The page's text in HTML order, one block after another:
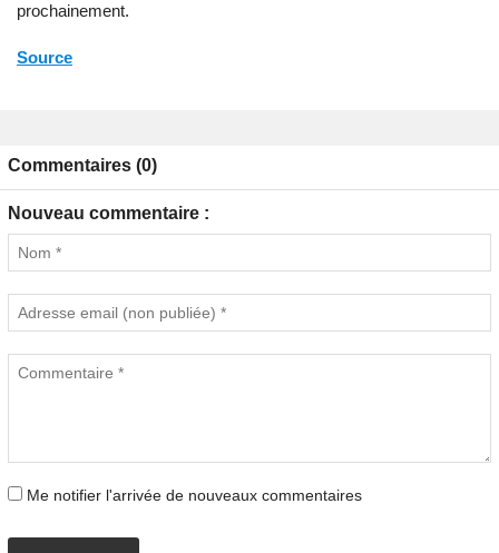
prochainement.
Source
Commentaires (0)
Nouveau commentaire :
Me notifier l'arrivée de nouveaux commentaires